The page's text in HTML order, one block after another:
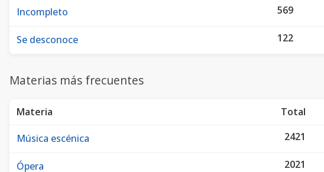
Incompleto 569
Se desconoce 122
Materias más frecuentes
Materia Total
Música escénica 2421
Ópera 2021